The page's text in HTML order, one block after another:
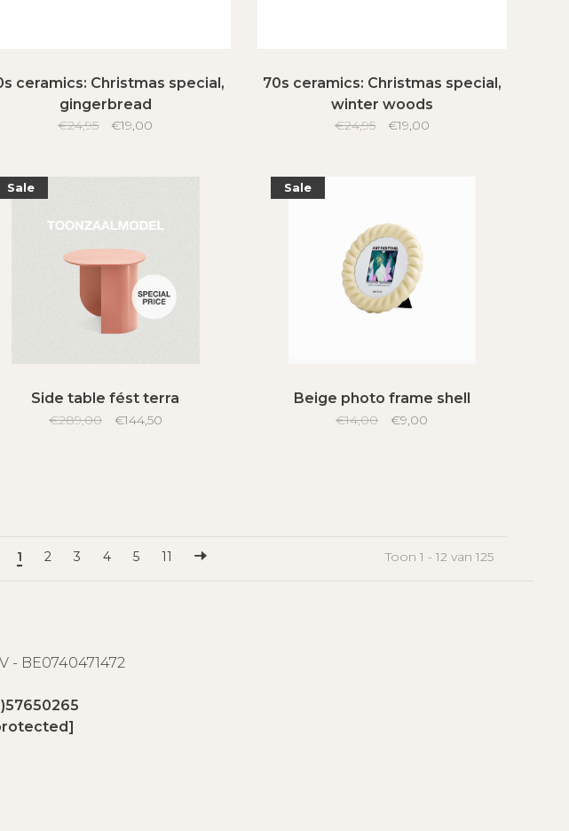
ceramics: Christmas special,
gingerbread
€24,95 €19,00
70s ceramics: Christmas special,
winter woods
€24,95 €19,00
Sale
Side table fést terra
€289,00 €144,50
Sale
Beige photo frame shell
€14,00 €9,00
1 2 3 4 5 11 Toon 1 - 12 van 125
- BE0740471472